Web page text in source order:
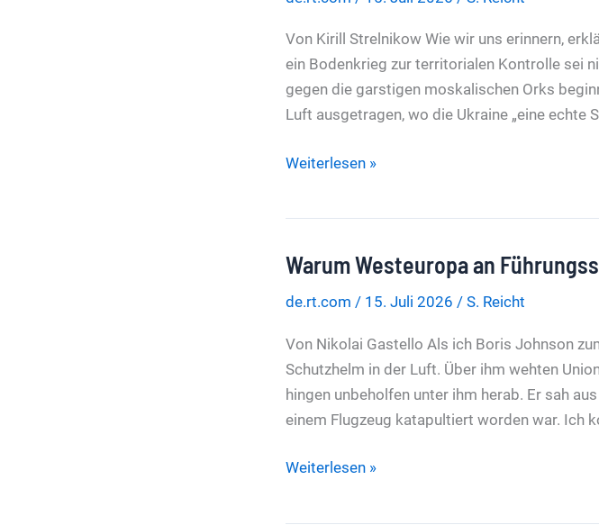
Straße
mit
„Stichwaffe“
Von Kirill Strelnikow Wie wir uns erinnern,
ein Bodenkrieg zur territorialen Kontrolle sei
gegen die garstigen moskalischen Orks
Luft ausgetragen, wo die Ukraine „eine echte
Kiews
angenommen
Russland
entscheidet
den
Krieg
jetzt
der
Weiterlesen »
Warum Westeuropa an
de.rt.com / 15. Juli 2026 / S. Reicht
Von Nikolai Gastello Als ich Boris Johnson
Schutzhelm in der Luft. Über ihm wehten
hingen unbeholfen unter ihm herab. Er sah
einem Flugzeug katapultiert worden war. Ich
Warum
Weiterlesen »